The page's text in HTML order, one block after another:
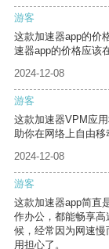
游客
这款加速器app的价
速器app的价格应该
2024-12-08
游客
这款加速器VPM应
助你在网络上自由移
2024-12-08
游客
这款加速器app简直
作办公，都能畅享
候，经常因为网速
用担心了。